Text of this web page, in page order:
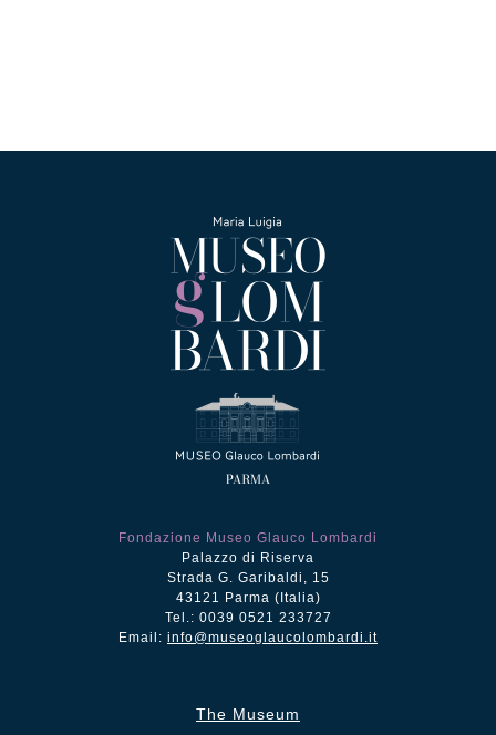
Fondazione Museo Glauco Lombardi
Palazzo di Riserva
Strada G. Garibaldi, 15
43121 Parma (Italia)
Tel.: 0039 0521 233727
Email: info@museoglaucolombardi.it
The Museum